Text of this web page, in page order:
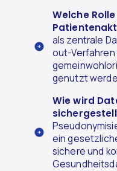
Welche
als zentrale
out-
genutzt
Wie wird
ein
sichere und